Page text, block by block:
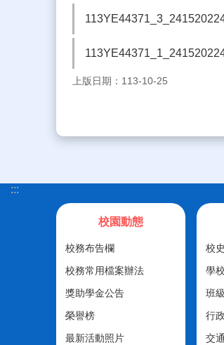
上版日期：113-10-25
:::
校園動態
校務布告欄
校務常用檔案辦法
獎助學金公告
榮譽榜
最新活動照片
校
學
班
行
交